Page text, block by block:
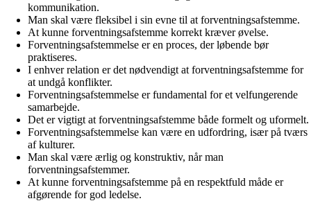
kommunikation.
Man skal være fleksibel i sin evne til at forventningsafstemme.
At kunne forventningsafstemme korrekt kræver øvelse.
Forventningsafstemmelse er en proces, der løbende bør
praktiseres.
I enhver relation er det nødvendigt at forventningsafstemme for
at undgå konflikter.
Forventningsafstemmelse er fundamental for et velfungerende
samarbejde.
Det er vigtigt at forventningsafstemme både formelt og uformelt.
Forventningsafstemmelse kan være en udfordring, især på tværs
af kulturer.
Man skal være ærlig og konstruktiv, når man
forventningsafstemmer.
At kunne forventningsafstemme på en respektfuld måde er
afgørende for god ledelse.